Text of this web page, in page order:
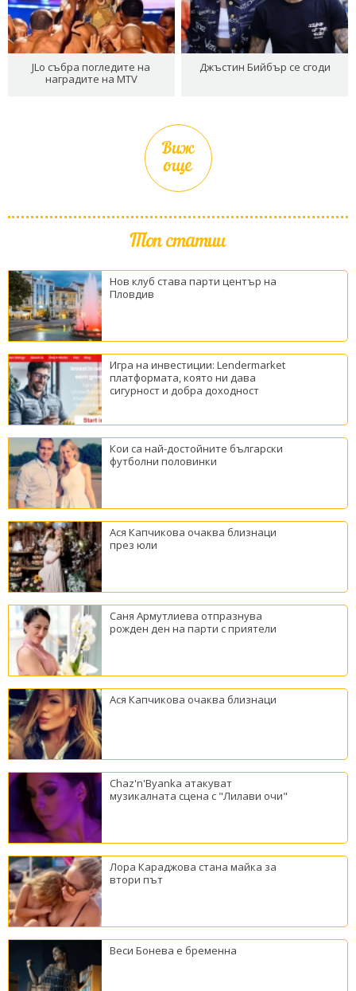
JLo събра погледите на
наградите на MTV
Джъстин Бийбър се сгоди
Виж
още
Топ статии
Нов клуб става парти център на
Пловдив
Игра на инвестиции: Lendermarket
платформата, която ни дава
сигурност и добра доходност
Кои са най-достойните български
футболни половинки
Ася Капчикова очаква близнаци
през юли
Саня Армутлиева отпразнува
рожден ден на парти с приятели
Ася Капчикова очаква близнаци
Chaz'n'Byanka атакуват
музикалната сцена с "Лилави очи"
Лора Караджова стана майка за
втори път
Веси Бонева е бременна